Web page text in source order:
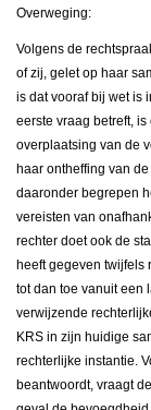
Overweging:
Volgens de
of zij, gelet op haar
is dat vooraf bij wet is
eerste vraag betreft,
overplaatsing van de
haar ontheffing van
daaronder begrepen
vereisten van
rechter doet ook de
heeft gegeven twijfels
tot dan toe vanuit een
verwijzende
KRS in zijn huidige
rechterlijke instantie.
beantwoordt, vraagt